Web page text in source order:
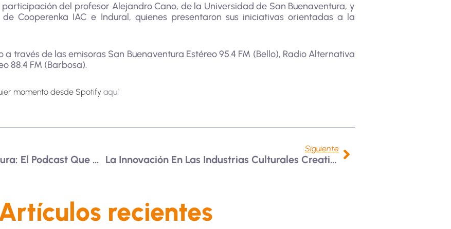
del profesor Alejandro Cano, de la Universidad de San Buenaventura, y
Cooperenka IAC e Indural, quienes presentaron sus iniciativas orientadas a la
través de las emisoras San Buenaventura Estéreo 95.4 FM (Bello), Radio Alternativa
88.4 FM (Barbosa).
momento desde Spotify aquí
Un Encuentro Con La Literatura: El Podcast Que Cautiva Lectores
Siguiente
La Innovación En Las Industrias Culturales Creativas Y En La Transformación Del Territorio
recientes